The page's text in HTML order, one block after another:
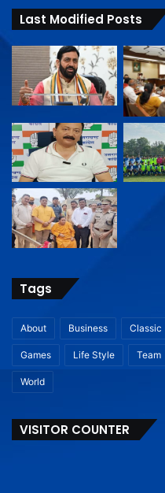
Last Modified Posts
Tags
About Business Classic
Games Life Style Team
World
VISITOR COUNTER